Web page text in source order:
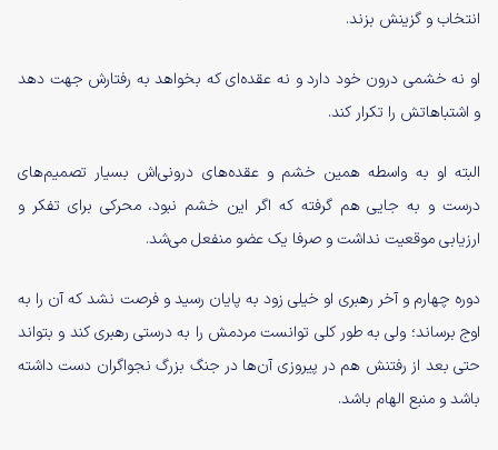
انتخاب و گزینش بزند.
او نه خشمی درون خود دارد و نه عقده‌ای که بخواهد به رفتارش جهت دهد
و اشتباهاتش را تکرار کند.
البته او به واسطه همین خشم و عقده‌های درونی‌اش بسیار تصمیم‌های
درست و به جایی هم گرفته که اگر این خشم نبود، محرکی برای تفکر و
ارزیابی موقعیت نداشت و صرفا یک عضو منفعل می‌شد.
دوره چهارم و آخر رهبری او خیلی زود به پایان رسید و فرصت نشد که آن را به
اوج برساند؛ ولی به طور کلی توانست مردمش را به درستی رهبری کند و بتواند
حتی بعد از رفتنش هم در پیروزی آن‌ها در جنگ بزرگ نجواگران دست داشته
باشد و منبع الهام باشد.